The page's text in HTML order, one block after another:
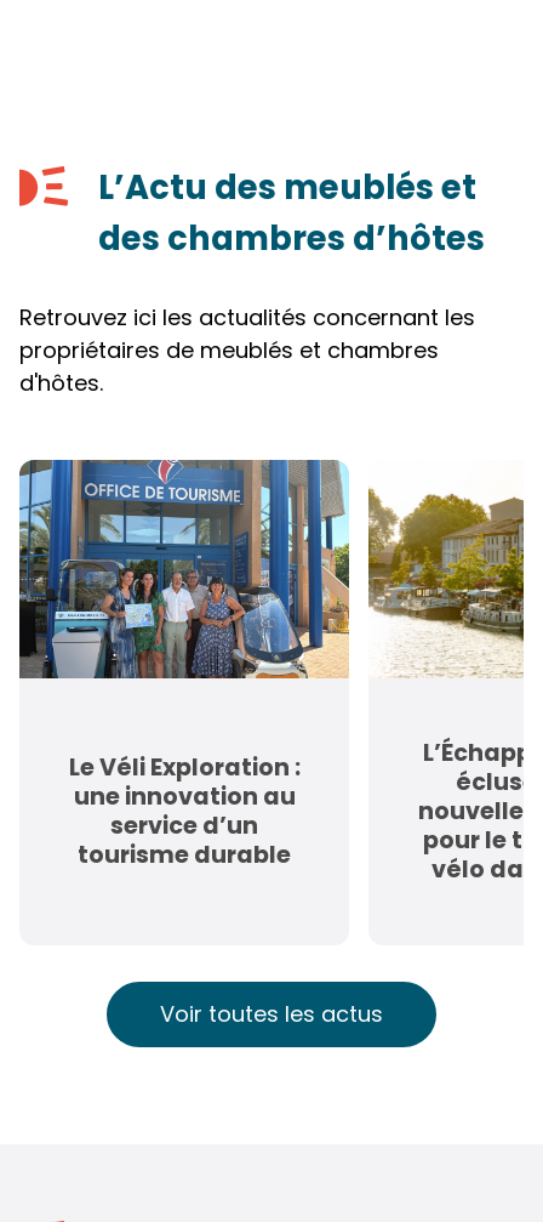
L’Actu des meublés et
des chambres d’hôtes
Retrouvez ici les actualités concernant les
propriétaires de meublés et chambres
d'hôtes.
Le Véli Exploration :
une innovation au
service d’un
tourisme durable
nouvelle
pour le
vélo
Voir toutes les actus